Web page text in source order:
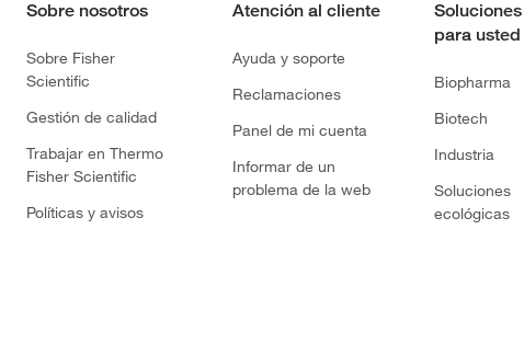
Sobre nosotros
Sobre Fisher
Scientific
Gestión de calidad
Trabajar en Thermo
Fisher Scientific
Políticas y avisos
Atención al cliente
Ayuda y soporte
Reclamaciones
Panel de mi cuenta
Informar de un
problema de la web
Soluciones
para usted
Biopharma
Biotech
Industria
Soluciones
ecológicas